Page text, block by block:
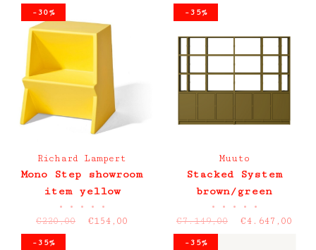
-30%
Richard Lampert
Mono Step showroom
item yellow
• • • • •
€220,00 €154,00
-35%
Muuto
Stacked System
brown/green
showroommodel 24
modules en plint
• • • • •
€7.149,00 €4.647,00
-35% -35%